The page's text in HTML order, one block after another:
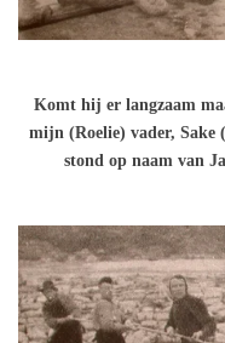
Komt hij er langzaam
mijn (Roelie) vader, Sake
stond op naam van